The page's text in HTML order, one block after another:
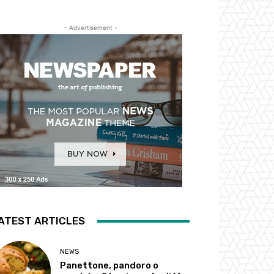
- Advertisement -
ARTICLES
NEWS
Panettone, pandoro o